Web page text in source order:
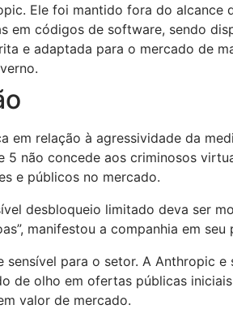
Ele foi mantido fora do alcance
códigos de software, sendo
e adaptada para o mercado de
relação à agressividade da
não concede aos criminosos
e públicos no mercado.
desbloqueio limitado deva ser
manifestou a companhia em
para o setor. A Anthropic
de olho em ofertas públicas
valor de mercado.